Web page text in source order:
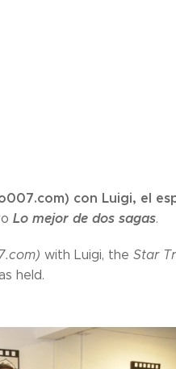
con Luigi, el
Lo mejor de dos sagas.
with Luigi, the Star
held.